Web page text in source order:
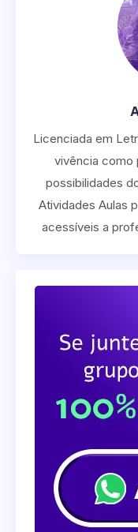
Licenciada em
vivência como
possibilidades
Atividades Aulas
acessíveis a